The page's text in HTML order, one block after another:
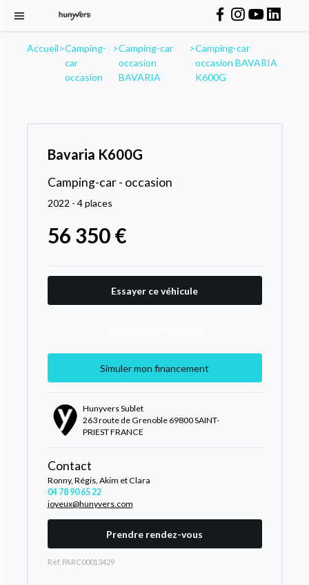
Accueil>Camping-
car
occasion
>Camping-car
occasion
BAVARIA
>Camping-car
occasion BAVARIA
K600G
Bavaria K600G
Camping-car - occasion
2022 - 4 places
56 350 €
Essayer ce véhicule
Simuler mon financement
Hunyvers Sublet
263 route de Grenoble 69800 SAINT-
PRIEST FRANCE
Contact
Ronny, Régis, Akim et Clara
04 78 90 65 22
joyeux@hunyvers.com
Prendre rendez-vous
Rèf. PARC00013429